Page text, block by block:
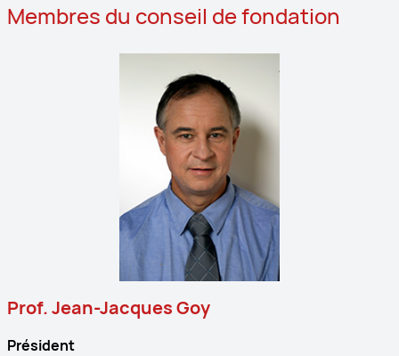
Membres du conseil de fondation
Prof. Jean-Jacques Goy
Président